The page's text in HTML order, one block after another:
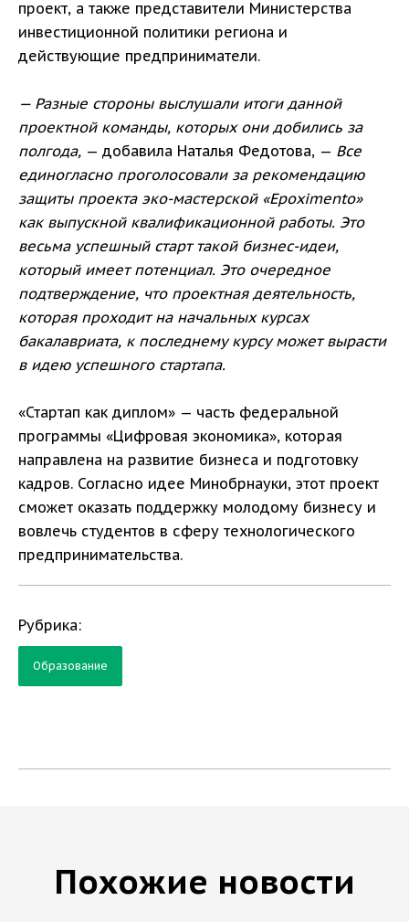
проект, а также представители Министерства
инвестиционной политики региона и
действующие предприниматели.
— Разные стороны выслушали итоги данной
проектной команды, которых они добились за
полгода, — добавила Наталья Федотова, — Все
единогласно проголосовали за рекомендацию
защиты проекта эко-мастерской «Epoximento»
как выпускной квалификационной работы. Это
весьма успешный старт такой бизнес-идеи,
который имеет потенциал. Это очередное
подтверждение, что проектная деятельность,
которая проходит на начальных курсах
бакалавриата, к последнему курсу может вырасти
в идею успешного стартапа.
«Стартап как диплом» — часть федеральной
программы «Цифровая экономика», которая
направлена на развитие бизнеса и подготовку
кадров. Согласно идее Минобрнауки, этот проект
сможет оказать поддержку молодому бизнесу и
вовлечь студентов в сферу технологического
предпринимательства.
Рубрика:
Образование
Похожие новости